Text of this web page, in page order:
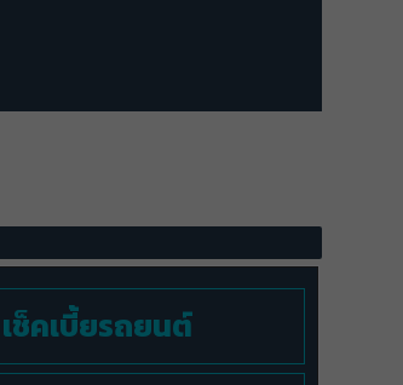
เช็คเบี้ยรถยนต์